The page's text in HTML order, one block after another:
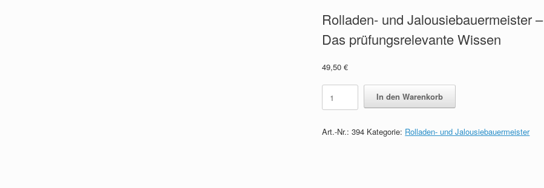
Rolladen- und Jalousiebauermeister –
Das prüfungsrelevante Wissen
49,50€
Rolladen-
und
Jalousiebauermeister
Das
In den Warenkorb
Art.-Nr.:394 Kategorie: Rolladen- und Jalousiebauermeister